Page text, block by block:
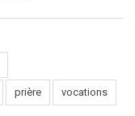
prière vocations